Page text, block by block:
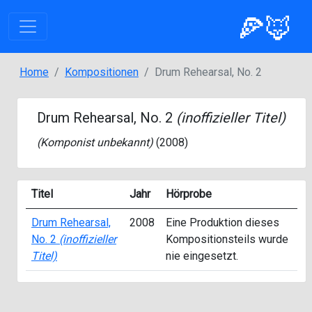
🍕🦊
Home Kompositionen Drum Rehearsal, No. 2
Drum Rehearsal, No. 2 (inoffizieller Titel)
(Komponist unbekannt) (2008)
Titel Jahr Hörprobe
Drum Rehearsal,
No. 2 (inoffizieller
Titel)
2008
Eine Produktion dieses
Kompositionsteils wurde
nie eingesetzt.